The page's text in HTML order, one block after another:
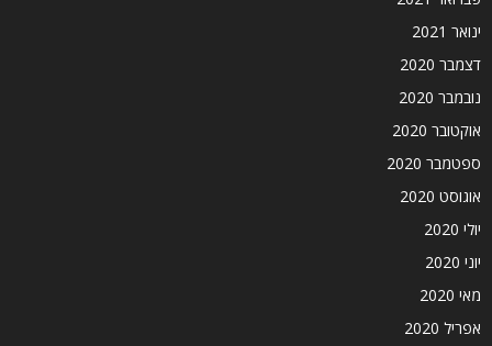
ינואר 2021
דצמבר 2020
נובמבר 2020
אוקטובר 2020
ספטמבר 2020
אוגוסט 2020
יולי 2020
יוני 2020
מאי 2020
אפריל 2020